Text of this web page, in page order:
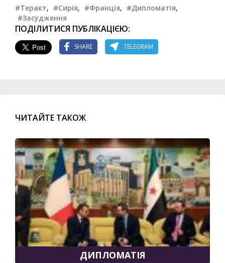
#Теракт, #Сирія, #Франція, #Дипломатія,
#Засудження
ПОДІЛИТИСЯ ПУБЛІКАЦІЄЮ:
SHARE TELEGRAM
ЧИТАЙТЕ ТАКОЖ
ДИПЛОМАТІЯ